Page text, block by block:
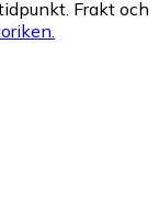
Frakt och